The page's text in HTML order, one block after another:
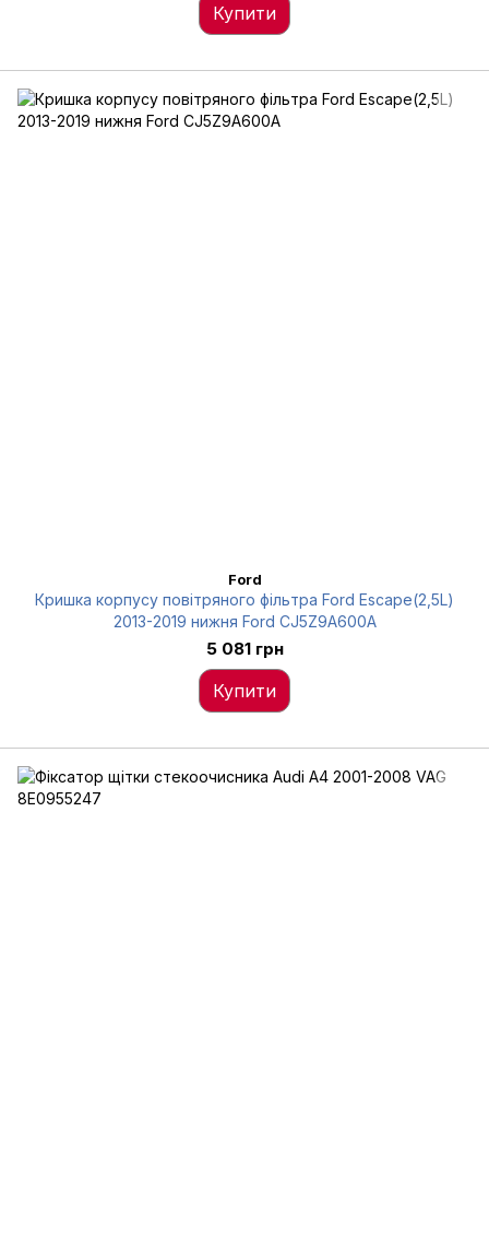
Купити
Ford
Кришка корпусу повітряного фільтра Ford Escape(2,5L)
2013-2019 нижня Ford CJ5Z9A600A
5 081 грн
Купити